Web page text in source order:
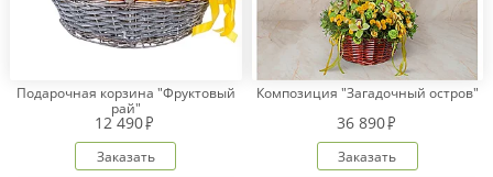
Подарочная корзина "Фруктовый
рай"
12 490
Заказать
Композиция "Загадочный остров"
36 890
Заказать